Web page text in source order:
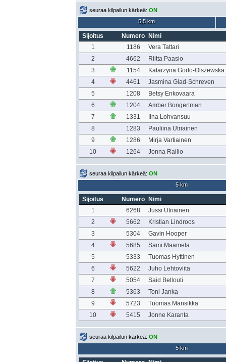
seuraa kilpailun kärkeä: ON
5,5 km
Sijoitus Numero
Nimi
1
1186
Vera Tattari
2
4662
Riitta Paasio
3
1154
Katarzyna Gorlo-Olszewska
4
4461
Jasmina Glad-Schreven
5
1208
Betsy Enkovaara
6
1204
Amber Bongertman
7
1331
Iina Lohvansuu
8
1283
Pauliina Utriainen
9
1286
Mirja Vartiainen
10
1264 Jonna Railio
seuraa kilpailun kärkeä: ON
5 km
Sijoitus Numero
Nimi
1
6268
Jussi Utriainen
2
5662
Kristian Lindroos
3
5304
Gavin Hooper
4
5685
Sami Maamela
5
5333
Tuomas Hyttinen
6
5622
Juho Lehtoviita
7
5054
Said Bellouti
8
5363
Toni Janka
9
5723
Tuomas Mansikka
10
5415 Jonne Karanta
seuraa kilpailun kärkeä: ON
5 km